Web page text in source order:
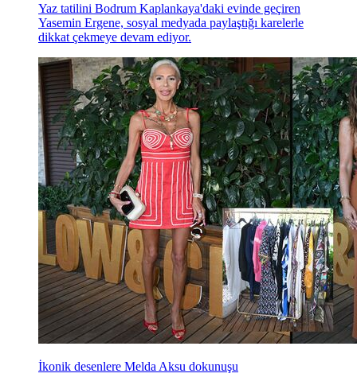
Yaz tatilini Bodrum Kaplankaya'daki evinde geçiren
Yasemin Ergene, sosyal medyada paylaştığı karelerle
dikkat çekmeye devam ediyor.
İkonik desenlere Melda Aksu dokunuşu